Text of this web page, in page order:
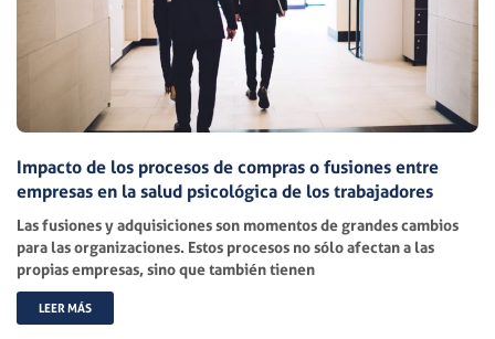
Impacto de los procesos de compras o fusiones entre
empresas en la salud psicológica de los trabajadores
Las fusiones y adquisiciones son momentos de grandes cambios
para las organizaciones. Estos procesos no sólo afectan a las
propias empresas, sino que también tienen
LEER MÁS